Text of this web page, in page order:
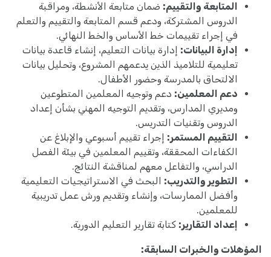
المتابعة والتقييم: ضمان متابعة الأنشطة، ومراقبة
الدروس المشتركة، ودعم قسم المتابعة والتقييم والتعلم
في إجراء تقييمات خط الأساس والخط النهائي.
إدارة البيانات: إدارة بيانات التعليم، إنشاء قاعدة بيانات
تعليمية للتلاميذ الذين يدعمهم المشروع، وتحليل بيانات
الالتحاق بالمدرسة وحضور الأطفال.
دعم المعلمين: دعم وتوجيه المعلمين المتطوعين
ومديري المدارس، وتقديم التوجيه المهني بشأن إعداد
الدروس وتقنيات التدريس.
التقييم المستمر: إجراء تقييم أسبوعي والإبلاغ عن
الكفاءات المحققة، وتقييم المعلمين في بيئة الفصل
الدراسي، والتفاعل معهم لمناقشة النتائج.
التطوير والتدريب: البحث في الاستراتيجيات التعليمية
وأفضل الممارسات، وإنشاء وتقديم ورش عمل تدريبية
للمعلمين.
إعداد التقارير: كتابة تقارير التعليم الدورية.
المؤهلات والخبرات السابقة: